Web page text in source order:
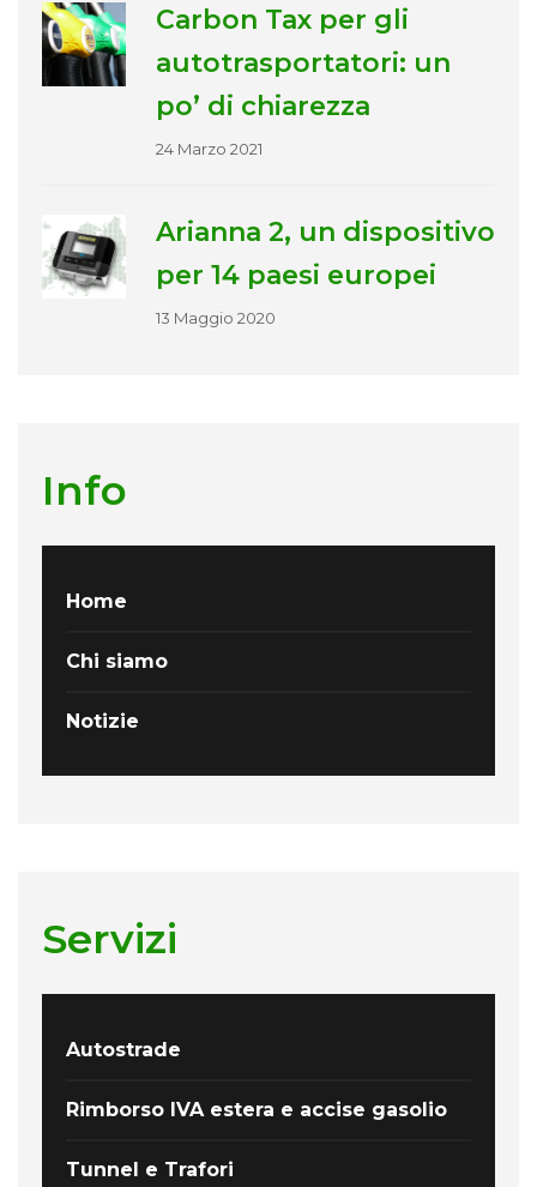
Carbon Tax per gli
autotrasportatori: un
po’ di chiarezza
24 Marzo 2021
Arianna 2, un dispositivo
per 14 paesi europei
13 Maggio 2020
Info
Home
Chi siamo
Notizie
Servizi
Autostrade
Rimborso IVA estera e accise gasolio
Tunnel e Trafori